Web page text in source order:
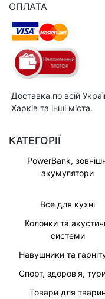
ОПЛАТА
Доставка по всій
Харків та інші міста.
КАТЕГОРІЇ
PowerBank,
акумулятори
Все для кухні
Колонки та
системи
Навушники та
Спорт, здоров'я,
Товари для тварин